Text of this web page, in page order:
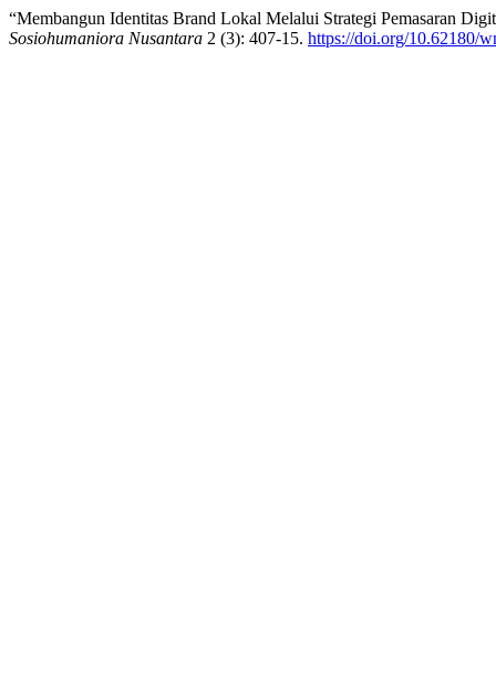
“Membangun Identitas Brand Lokal Melalui Strategi Pemasaran
Sosiohumaniora Nusantara 2 (3): 407-15. https://doi.org/10.62180/